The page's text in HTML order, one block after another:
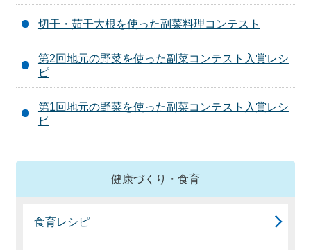
切干・茹干大根を使った副菜料理コンテスト
第2回地元の野菜を使った副菜コンテスト入賞レシ
ピ
第1回地元の野菜を使った副菜コンテスト入賞レシ
ピ
健康づくり・食育
食育レシピ